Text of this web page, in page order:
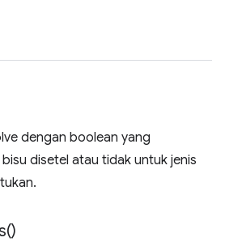
dengan boolean yang
disetel atau tidak untuk jenis
)